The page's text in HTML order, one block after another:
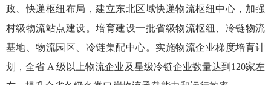
政、快递枢纽布局，建立东北区域快递物流枢纽中心，加强
村级物流站点建设。培育建设一批省级物流枢纽、冷链物流
基地、物流园区、冷链集配中心。实施物流企业梯度培育计
划，全省 A 级以上物流企业及星级冷链企业数量达到120家左